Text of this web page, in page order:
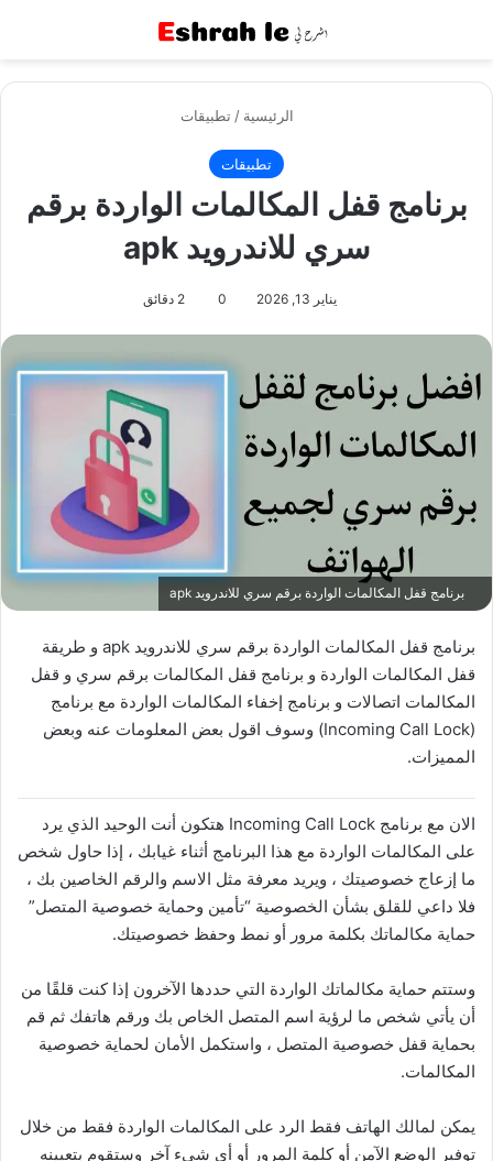
الرئيسية / تطبيقات
تطبيقات
برنامج قفل المكالمات الواردة برقم
سري للاندرويد apk
يناير 13, 2026 0 2 دقائق
برنامج قفل المكالمات الواردة برقم سري للاندرويد apk
برنامج قفل المكالمات الواردة برقم سري للاندرويد apk و طريقة
قفل المكالمات الواردة و برنامج قفل المكالمات برقم سري و قفل
المكالمات اتصالات و برنامج إخفاء المكالمات الواردة مع برنامج
(Incoming Call Lock‏) وسوف اقول بعض المعلومات عنه وبعض
المميزات.
الان مع برنامج Incoming Call Lock‏ هتكون أنت الوحيد الذي يرد
على المكالمات الواردة مع هذا البرنامج أثناء غيابك ، إذا حاول شخص
ما إزعاج خصوصيتك ، ويريد معرفة مثل الاسم والرقم الخاصين بك ،
فلا داعي للقلق بشأن الخصوصية “تأمين وحماية خصوصية المتصل”
حماية مكالماتك بكلمة مرور أو نمط وحفظ خصوصيتك.
وستتم حماية مكالماتك الواردة التي حددها الآخرون إذا كنت قلقًا من
أن يأتي شخص ما لرؤية اسم المتصل الخاص بك ورقم هاتفك ثم قم
بحماية قفل خصوصية المتصل ، واستكمل الأمان لحماية خصوصية
المكالمات.
يمكن لمالك الهاتف فقط الرد على المكالمات الواردة فقط من خلال
توفير الوضع الآمن أو كلمة المرور أو أي شيء آخر وستقوم بتعيينه